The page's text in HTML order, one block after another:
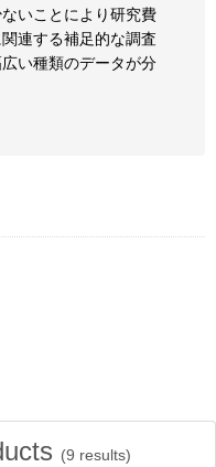
いことにより研究費
連する補足的な調査
い種類のデータが分
(9 results)